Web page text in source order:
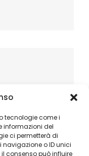
tecnologie come i
informazioni del
ci permetterà di
o ID unici
consenso può influire